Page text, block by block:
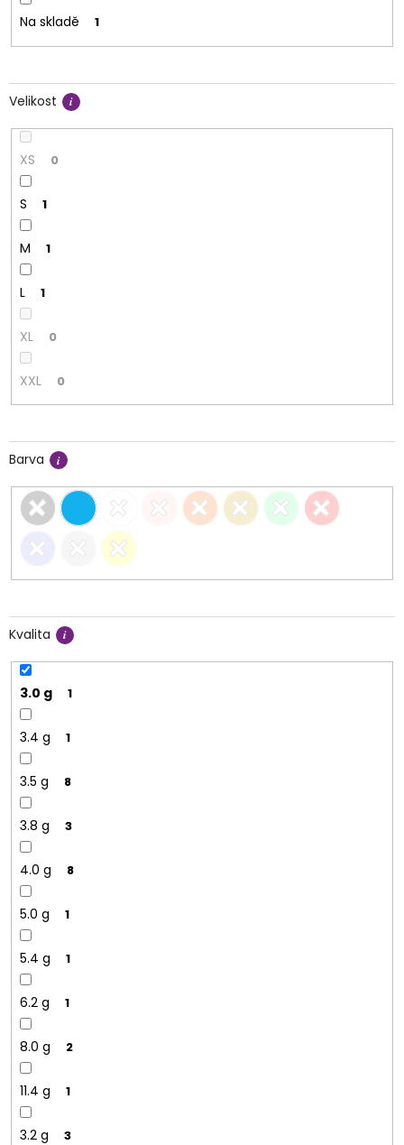
Na skladě 1
Velikost
XS 0
S 1
M 1
L 1
XL 0
XXL 0
Barva
Kvalita
3.0 g 1
3.4 g 1
3.5 g 8
3.8 g 3
4.0 g 8
5.0 g 1
5.4 g 1
6.2 g 1
8.0 g 2
11.4 g 1
3.2 g 3